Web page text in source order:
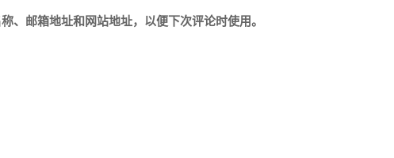
、邮箱地址和网站地址，以便下次评论时使用。